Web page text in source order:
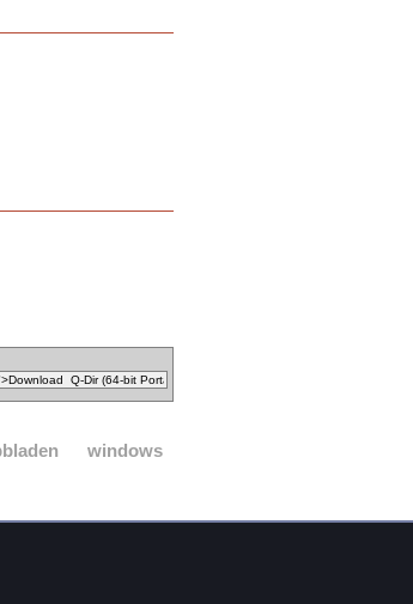
windows